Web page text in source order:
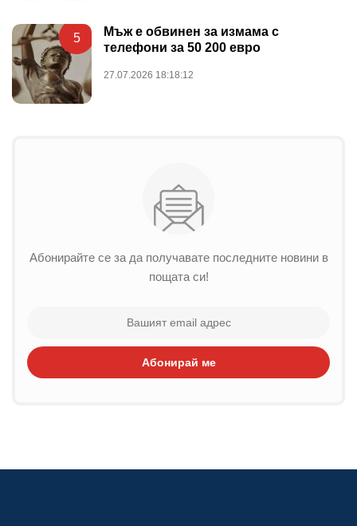
5
Мъж е обвинен за измама с
телефони за 50 200 евро
27.07.2026 18:18:12
Абонирайте се за да получавате последните новини в
пощата си!
Абонирай ме